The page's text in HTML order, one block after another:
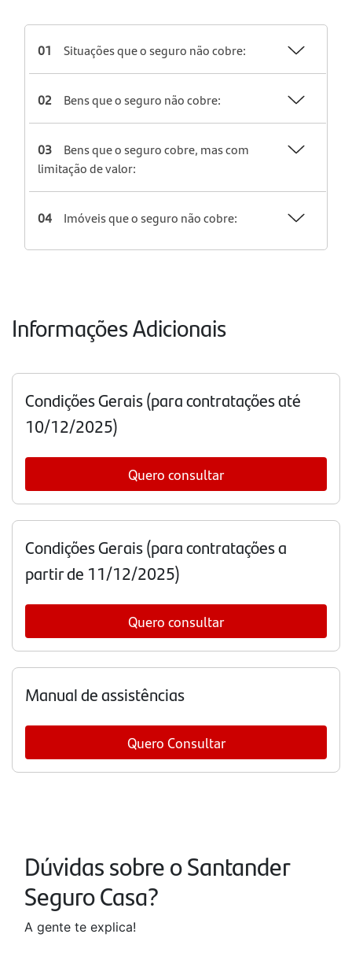
01 Situações que o seguro não cobre:
02 Bens que o seguro não cobre:
03
Bens que o seguro cobre, mas com
limitação de valor:
04 Imóveis que o seguro não cobre:
Informações Adicionais
Condições Gerais (para contratações até
10/12/2025)
Quero consultar
Condições Gerais (para contratações a
partir de 11/12/2025)
Quero consultar
Manual de assistências
Quero Consultar
Dúvidas sobre o Santander
Seguro Casa?
A gente te explica!